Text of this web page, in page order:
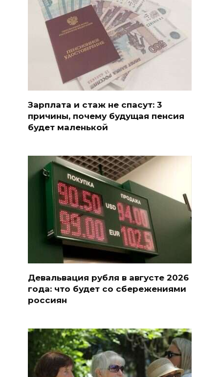
Зарплата и стаж не спасут: 3
причины, почему будущая пенсия
будет маленькой
Девальвация рубля в августе 2026
года: что будет со сбережениями
россиян